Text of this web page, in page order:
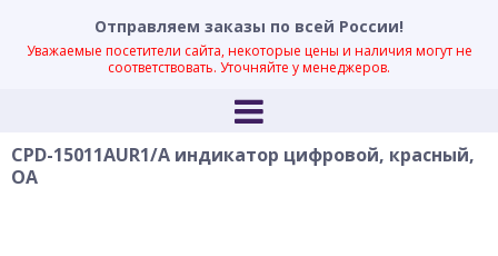
Отправляем заказы по всей России!
Уважаемые посетители сайта, некоторые цены и наличия могут не
соответствовать. Уточняйте у менеджеров.
CPD-15011AUR1/A индикатор цифровой, красный,
ОА